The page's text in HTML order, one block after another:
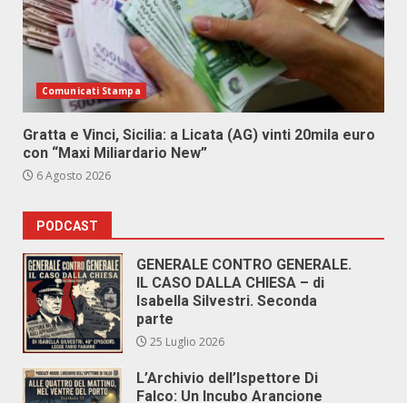
Comunicati Stampa
Gratta e Vinci, Sicilia: a Licata (AG) vinti 20mila euro
con “Maxi Miliardario New”
6 Agosto 2026
PODCAST
GENERALE CONTRO GENERALE.
IL CASO DALLA CHIESA – di
Isabella Silvestri. Seconda
parte
25 Luglio 2026
L’Archivio dell’Ispettore Di
Falco: Un Incubo Arancione